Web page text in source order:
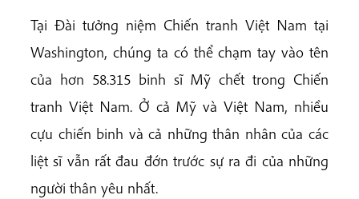
Tại Đài tưởng niệm Chiến tranh Việt Nam tại
Washington, chúng ta có thể chạm tay vào tên
của hơn 58.315 binh sĩ Mỹ chết trong Chiến
tranh Việt Nam. Ở cả Mỹ và Việt Nam, nhiều
cựu chiến binh và cả những thân nhân của các
liệt sĩ vẫn rất đau đớn trước sự ra đi của những
người thân yêu nhất.